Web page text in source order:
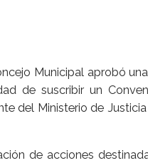
Municipal aprobó
de suscribir un
del Ministerio de
de acciones